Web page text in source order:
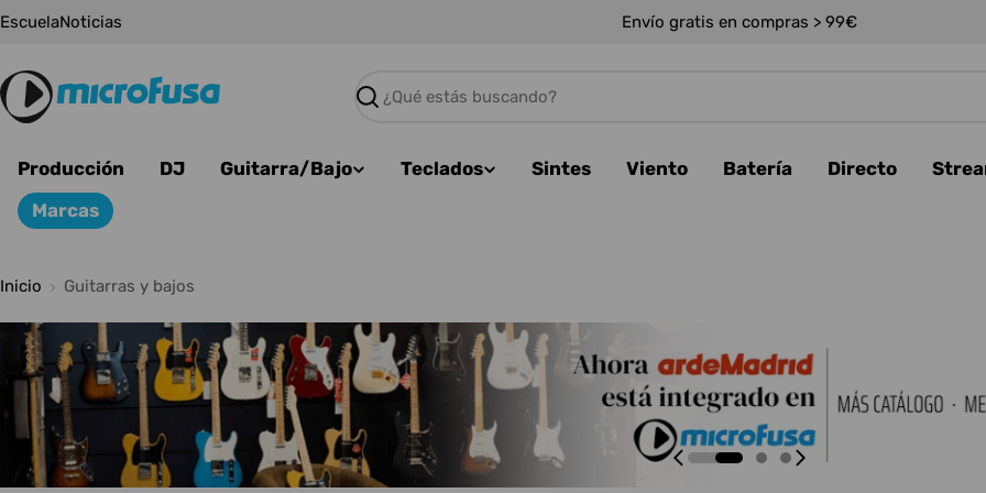
Saltar
EscuelaNoticias Envío gratis en compras > 99€
Buscar
Producción DJ Guitarra/Bajo Teclados Sintes Viento Batería Directo
Marcas
Inicio Guitarras y bajos